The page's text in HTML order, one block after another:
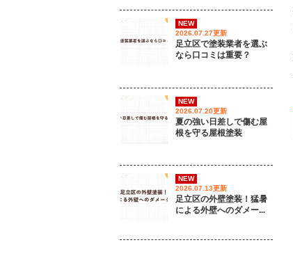
NEW
2026.07.27更新
足立区で塗装業者を選ぶ
なら口コミは重要？
NEW
2026.07.20更新
夏の強い日差しで傷む屋
根を守る屋根塗装
NEW
2026.07.13更新
足立区の外壁塗装！猛暑
による外壁へのダメー...